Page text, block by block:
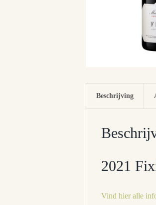
Beschrijving
2021
Vind hier alle